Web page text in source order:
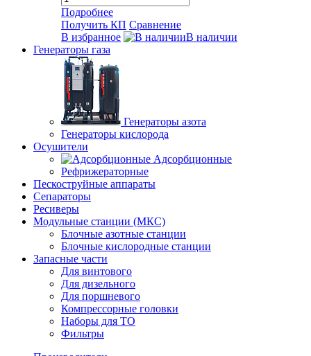
Подробнее
Получить КП Сравнение
В избранное
В наличии
Генераторы газа
Генераторы азота
Генераторы кислорода
Осушители
Адсорбционные
Рефрижераторные
Пескоструйные аппараты
Сепараторы
Ресиверы
Модульные станции (МКС)
Блочные азотные станции
Блочные кислородные станции
Запасные части
Для винтового
Для дизельного
Для поршневого
Компрессорные головки
Наборы для ТО
Фильтры